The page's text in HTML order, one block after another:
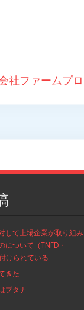
社ファームプロ
して上場企業が取り組み
について（TNFD・
けられている
きた
ブタナ